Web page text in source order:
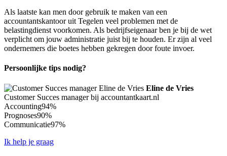
Als laatste kan men door gebruik te maken van een
accountantskantoor uit Tegelen veel problemen met de
belastingdienst voorkomen. Als bedrijfseigenaar ben je bij de wet
verplicht om jouw administratie juist bij te houden. Er zijn al veel
ondernemers die boetes hebben gekregen door foute invoer.
Persoonlijke tips nodig?
Eline de Vries
Customer Succes manager bij accountantkaart.nl
Accounting94%
Prognoses90%
Communicatie97%
Ik help je graag